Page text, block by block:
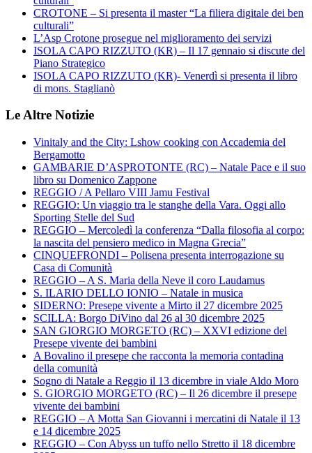
CROTONE – Si presenta il master “La filiera digitale dei ben
culturali”
L’Asp Crotone prosegue nel miglioramento dei servizi
ISOLA CAPO RIZZUTO (KR) – Il 17 gennaio si discute del
Piano Strategico
ISOLA CAPO RIZZUTO (KR)- Venerdì si presenta il libro
di mons. Staglianò
Le Altre Notizie
Vinitaly and the City: Lshow cooking con Accademia del
Bergamotto
GAMBARIE D’ASPROTONTE (RC) – Natale Pace e il suo
libro su Domenico Zappone
REGGIO / A Pellaro VIII Jamu Festival
REGGIO: Un viaggio tra le stanghe della Vara. Oggi allo
Sporting Stelle del Sud
REGGIO – Mercoledì la conferenza “Dalla filosofia al corpo:
la nascita del pensiero medico in Magna Grecia”
CINQUEFRONDI – Polisena presenta interrogazione su
Casa di Comunità
REGGIO – A S. Maria della Neve il coro Laudamus
S. ILARIO DELLO IONIO – Natale in musica
SIDERNO: Presepe vivente a Mirto il 27 dicembre 2025
SCILLA: Borgo DiVino dal 26 al 30 dicembre 2025
SAN GIORGIO MORGETO (RC) – XXVI edizione del
Presepe vivente dei bambini
A Bovalino il presepe che racconta la memoria contadina
della comunità
Sogno di Natale a Reggio il 13 dicembre in viale Aldo Moro
S. GIORGIO MORGETO (RC) – Il 26 dicembre il presepe
vivente dei bambini
REGGIO – A Motta San Giovanni i mercatini di Natale il 13
e 14 dicembre 2025
REGGIO – Con Abyss un tuffo nello Stretto il 18 dicembre